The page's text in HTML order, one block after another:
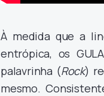
À medida que a
entrópica, os
palavrinha (Rock)
mesmo.